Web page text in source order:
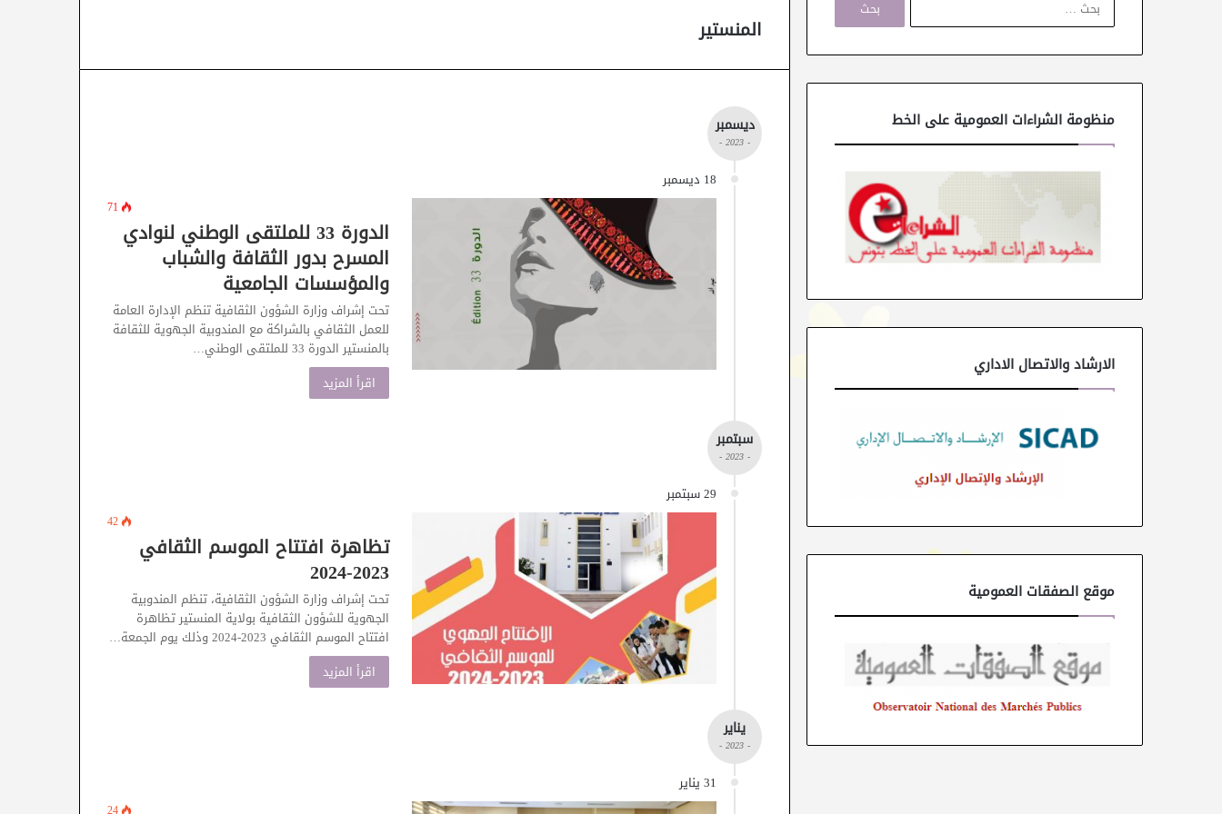
المنستير
ديسمبر
- 2023 -
18 ديسمبر
71
الدورة 33 للملتقى الوطني لنوادي
المسرح بدور الثقافة والشباب
والمؤسسات الجامعية
تحت إشراف وزارة الشؤون الثقافية تنظم الإدارة العامة
للعمل الثقافي بالشراكة مع المندوبية الجهوية للثقافة
بالمنستير الدورة 33 للملتقى الوطني…
اقرأ المزيد
سبتمبر
- 2023 -
29 سبتمبر
42
تظاهرة افتتاح الموسم الثقافي
2023-2024
تحت إشراف وزارة الشؤون الثقافية، تنظم المندوبية
الجهوية للشؤون الثقافية بولاية المنستير تظاهرة
افتتاح الموسم الثقافي 2023-2024 وذلك يوم الجمعة…
اقرأ المزيد
يناير
- 2023 -
31 يناير
ح
ن
منظومة الشراءات العمومية على الخط
الارشاد والاتصال الاداري
موقع الصفقات العمومية